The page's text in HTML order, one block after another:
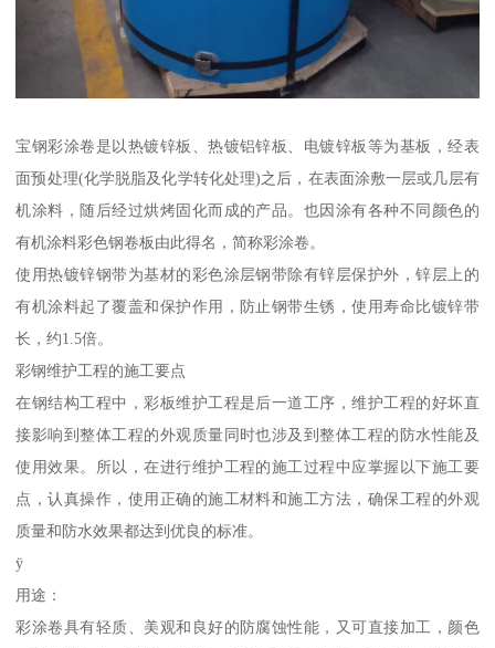
宝钢彩涂卷是以热镀锌板、热镀铝锌板、电镀锌板等为基板，经表
面预处理(化学脱脂及化学转化处理)之后，在表面涂敷一层或几层有
机涂料，随后经过烘烤固化而成的产品。也因涂有各种不同颜色的
有机涂料彩色钢卷板由此得名，简称彩涂卷。
使用热镀锌钢带为基材的彩色涂层钢带除有锌层保护外，锌层上的
有机涂料起了覆盖和保护作用，防止钢带生锈，使用寿命比镀锌带
长，约1.5倍。
彩钢维护工程的施工要点
在钢结构工程中，彩板维护工程是后一道工序，维护工程的好坏直
接影响到整体工程的外观质量同时也涉及到整体工程的防水性能及
使用效果。所以，在进行维护工程的施工过程中应掌握以下施工要
点，认真操作，使用正确的施工材料和施工方法，确保工程的外观
质量和防水效果都达到优良的标准。
ÿ
用途：
彩涂卷具有轻质、美观和良好的防腐蚀性能，又可直接加工，颜色